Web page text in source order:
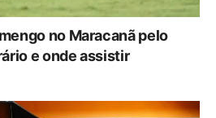
no Maracanã pelo
e onde assistir